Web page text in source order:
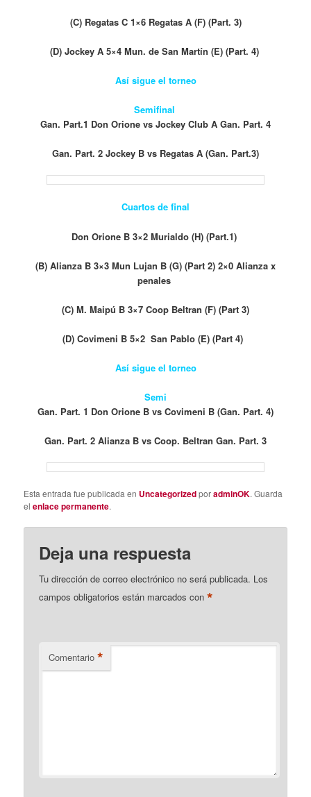
(C) Regatas C 1×6 Regatas A (F) (Part. 3)
(D) Jockey A 5×4 Mun. de San Martín (E) (Part. 4)
Así sigue el torneo
Semifinal
Gan. Part.1 Don Orione vs Jockey Club A Gan. Part. 4
Gan. Part. 2 Jockey B vs Regatas A (Gan. Part.3)
Cuartos de final
Don Orione B 3×2 Murialdo (H) (Part.1)
(B) Alianza B 3×3 Mun Lujan B (G) (Part 2) 2×0 Alianza x
penales
(C) M. Maipú B 3×7 Coop Beltran (F) (Part 3)
(D) Covimeni B 5×2 San Pablo (E) (Part 4)
Así sigue el torneo
Semi
Gan. Part. 1 Don Orione B vs Covimeni B (Gan. Part. 4)
Gan. Part. 2 Alianza B vs Coop. Beltran Gan. Part. 3
Esta entrada fue publicada en UncategorizedporadminOK. Guarda
elenlace permanente.
Deja una respuesta
Tu dirección de correo electrónico no será publicada. Los
campos obligatorios están marcados con*
Comentario *